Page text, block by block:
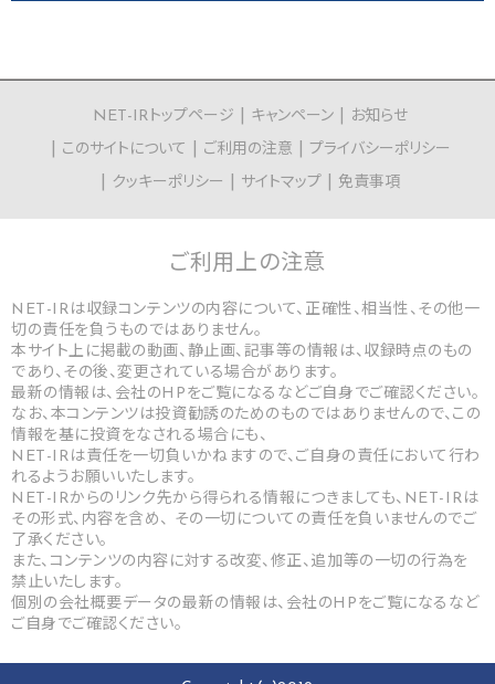
NET-IRトップページ キャンペーン
お知らせ
このサイトについて
ご利用の注意
プライバシーポリシー
クッキーポリシー
サイトマップ 免責事項
ご利用上の注意
NET-IRは収録コンテンツの内容について、正確性、相当性、その他一
切の責任を負うものではありません。
本サイト上に掲載の動画、静止画、記事等の情報は、収録時点のもの
であり、その後、変更されている場合があります。
最新の情報は、会社のHPをご覧になるなどご自身でご確認ください。
なお、本コンテンツは投資勧誘のためのものではありませんので、この
情報を基に投資をなされる場合にも、
NET-IRは責任を一切負いかねますので、ご自身の責任において行わ
れるようお願いいたします。
NET-IRからのリンク先から得られる情報につきましても、NET-IRは
その形式、内容を含め、 その一切についての責任を負いませんのでご
了承ください。
また、コンテンツの内容に対する改変、修正、追加等の一切の行為を
禁止いたします。
個別の会社概要データの最新の情報は、会社のHPをご覧になるなど
ご自身でご確認ください。